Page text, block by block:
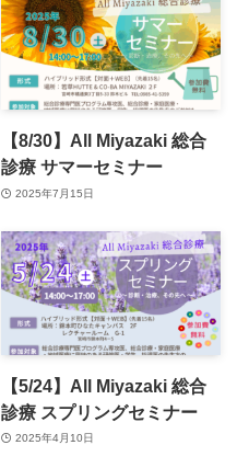
【8/30】All Miyazaki 総合
診療 サマーセミナー
2025年7月15日
【5/24】All Miyazaki 総合
診療 スプリングセミナー
2025年4月10日